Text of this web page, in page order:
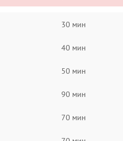
30 мин
40 мин
50 мин
90 мин
70 мин